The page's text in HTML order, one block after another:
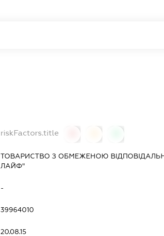
riskFactors.title
ТОВАРИСТВО З ОБМЕЖЕНОЮ
ЛАЙФ"
-
39964010
20.08.15